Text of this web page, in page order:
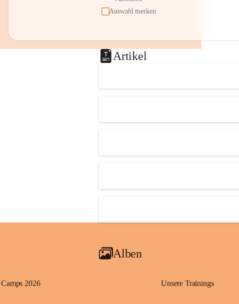
Auswahl merken
Artikel
Alben
Camps 2026 Unsere Trainings